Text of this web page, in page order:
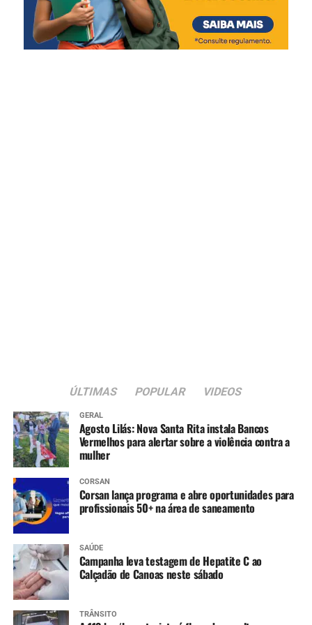
Aeromovel por parte das áreas técnicas da Prefeitura, do
Governo Federal e da Caixa Econômica Federal.
qualidades, está sendo implantada no maior Aeroporto
do Brasil após um processo licitatório. Em Guarulhos, por
iniciativa dos Governos Federal e Estadual, está na fase
final de testes, com a ligação dos três terminais do
aeroporto ao transporte de trilhos que liga até a cidade
de São Paulo.
Uma tecnologia vencedora e atual que já enfrentou
muitos detratores. Jairo Jorge acredita que o mérito do
projeto de Canoas, bem como a sua pertinência, será
reconhecido pelas instâncias superiores”.
ÚLTIMAS POPULAR VIDEOS
GERAL
Agosto Lilás: Nova Santa Rita instala Bancos
Vermelhos para alertar sobre a violência contra a
mulher
CORSAN
Corsan lança programa e abre oportunidades para
profissionais 50+ na área de saneamento
SAÚDE
Campanha leva testagem de Hepatite C ao
Calçadão de Canoas neste sábado
TRÂNSITO